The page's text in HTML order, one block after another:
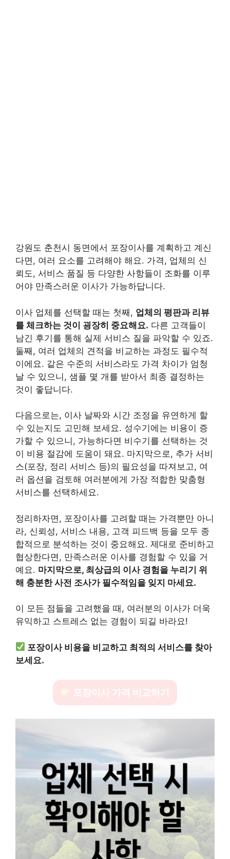
강원도 춘천시 동면에서 포장이사를 계획하고 계신
다면, 여러 요소를 고려해야 해요. 가격, 업체의 신
뢰도, 서비스 품질 등 다양한 사항들이 조화를 이루
어야 만족스러운 이사가 가능하답니다.
이사 업체를 선택할 때는 첫째, 업체의 평판과 리뷰
를 체크하는 것이 굉장히 중요해요. 다른 고객들이
남긴 후기를 통해 실제 서비스 질을 파악할 수 있죠.
둘째, 여러 업체의 견적을 비교하는 과정도 필수적
이에요. 같은 수준의 서비스라도 가격 차이가 엄청
날 수 있으니, 샘플 몇 개를 받아서 최종 결정하는
것이 좋답니다.
다음으로는, 이사 날짜와 시간 조정을 유연하게 할
수 있는지도 고민해 보세요. 성수기에는 비용이 증
가할 수 있으니, 가능하다면 비수기를 선택하는 것
이 비용 절감에 도움이 돼요. 마지막으로, 추가 서비
스(포장, 정리 서비스 등)의 필요성을 따져보고, 여
러 옵션을 검토해 여러분에게 가장 적합한 맞춤형
서비스를 선택하세요.
정리하자면, 포장이사를 고려할 때는 가격뿐만 아니
라, 신뢰성, 서비스 내용, 고객 피드백 등을 모두 종
합적으로 분석하는 것이 중요해요. 제대로 준비하고
협상한다면, 만족스러운 이사를 경험할 수 있을 거
예요. 마지막으로, 최상급의 이사 경험을 누리기 위
해 충분한 사전 조사가 필수적임을 잊지 마세요.
이 모든 점들을 고려했을 때, 여러분의 이사가 더욱
유익하고 스트레스 없는 경험이 되길 바라요!
포장이사 비용을 비교하고 최적의 서비스를 찾아
보세요.
포장이사 가격 비교하기